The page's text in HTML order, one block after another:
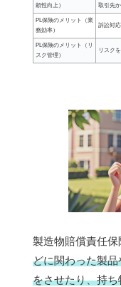
頼性向上）
取引先
PL保険のメリット（業
務効率）
訴訟対
PL保険のメリット（リ
スク管理）
リスク
製造物賠償責任保
どに関わった製
をさせたり、持